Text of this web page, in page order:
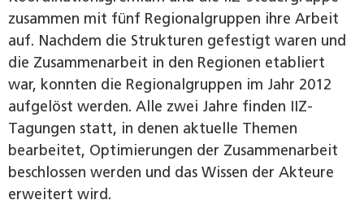
zusammen mit fünf Regionalgruppen ihre Arbeit
auf. Nachdem die Strukturen gefestigt waren und
die Zusammenarbeit in den Regionen etabliert
war, konnten die Regionalgruppen im Jahr 2012
aufgelöst werden. Alle zwei Jahre finden IIZ-
Tagungen statt, in denen aktuelle Themen
bearbeitet, Optimierungen der Zusammenarbeit
beschlossen werden und das Wissen der Akteure
erweitert wird.